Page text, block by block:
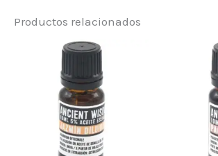
Sé el primero en valorar
“Aceite Esencial de Palo
Rosa – 10 ml (frasco de
vidrio)”
Debesacceder
para publicar
valoración.
Productos relacionados